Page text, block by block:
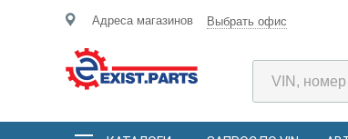
Адреса магазинов Выбрать офис